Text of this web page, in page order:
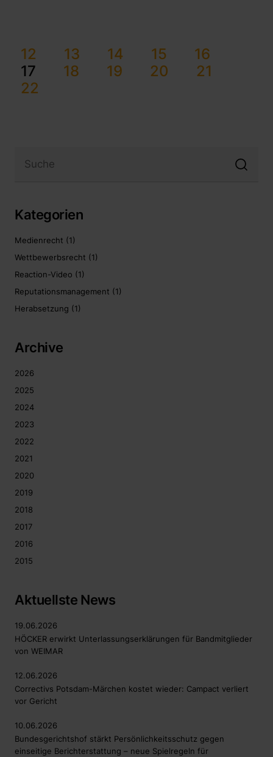
12 13 14 15
16
17
18 19 20
21
22
Kategorien
Medienrecht (1)
Wettbewerbsrecht (1)
Reaction-Video (1)
Reputationsmanagement (1)
Herabsetzung (1)
Archive
2026
2025
2024
2023
2022
2021
2020
2019
2018
2017
2016
2015
Aktuellste News
19.06.2026
HÖCKER erwirkt Unterlassungserklärungen für Bandmitglieder
von WEIMAR
12.06.2026
Correctivs Potsdam-Märchen kostet wieder: Campact verliert
vor Gericht
10.06.2026
Bundesgerichtshof stärkt Persönlichkeitsschutz gegen
einseitige Berichterstattung – neue Spielregeln für